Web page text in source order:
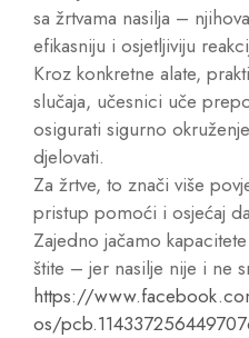
sa žrtvama nasilja –
efikasniju i osjetljiviju
Kroz konkretne alate,
slučaja, učesnici uče
osigurati sigurno
djelovati.
Za žrtve, to znači više
pristup pomoći i osjećaj
Zajedno jačamo
štite – jer nasilje nije i ne
https://
os/